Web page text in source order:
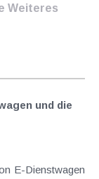
Weiteres
und die
E-Dienstwagen